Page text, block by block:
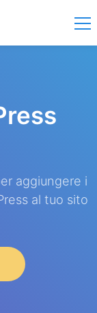
aggiungere i
al tuo sito